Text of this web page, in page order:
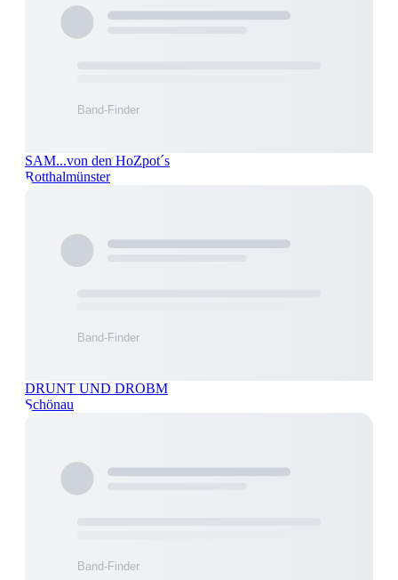
SAM...von den HoZpot´s
Rotthalmünster
DRUNT UND DROBM
Schönau